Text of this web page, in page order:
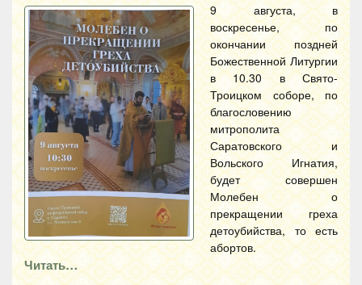
9 августа, в
воскресенье, по
окончании поздней
Божественной Литургии
в 10.30 в Свято-
Троицком соборе, по
благословению
митрополита
Саратовского и
Вольского Игнатия,
будет совершен
Молебен о
прекращении греха
детоубийства, то есть
абортов.
Читать…